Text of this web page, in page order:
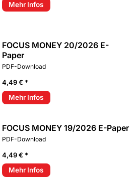
Mehr Infos
FOCUS MONEY 20/2026 E-
Paper
PDF-Download
4,49 € *
Mehr Infos
FOCUS MONEY 19/2026 E-Paper
PDF-Download
4,49 € *
Mehr Infos